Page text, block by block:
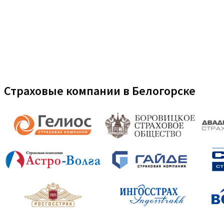
Страховые компании в Белогорске